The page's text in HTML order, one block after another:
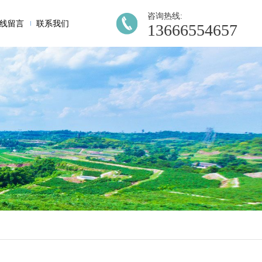
留言 联系我们
咨询热线:
13666554657